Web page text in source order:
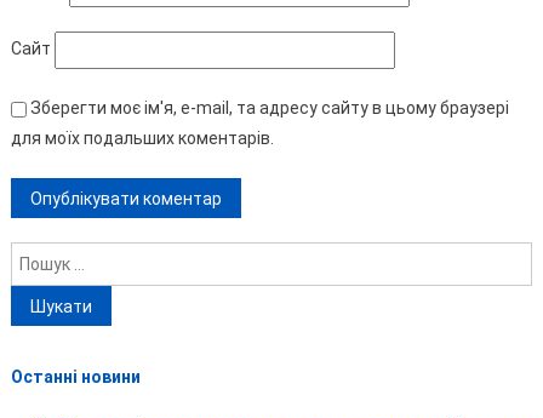
Сайт
Зберегти моє ім'я, e-mail, та адресу сайту в цьому браузері
для моїх подальших коментарів.
Пошук:
Останні новини